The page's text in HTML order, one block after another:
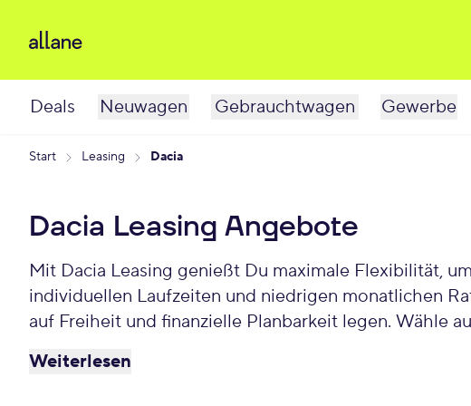
Deals Neuwagen Gebrauchtwagen Gewerbe
Start Leasing Dacia
Dacia Leasing Angebote
Mit Dacia Leasing genießt Du maximale Flexibilität,
individuellen Laufzeiten und niedrigen monatlichen Raten bietet Dacia Leasing eine praktische und beliebte Lösung
auf Freiheit und finanzielle Planbarkeit legen. Wähle aus
Weiterlesen